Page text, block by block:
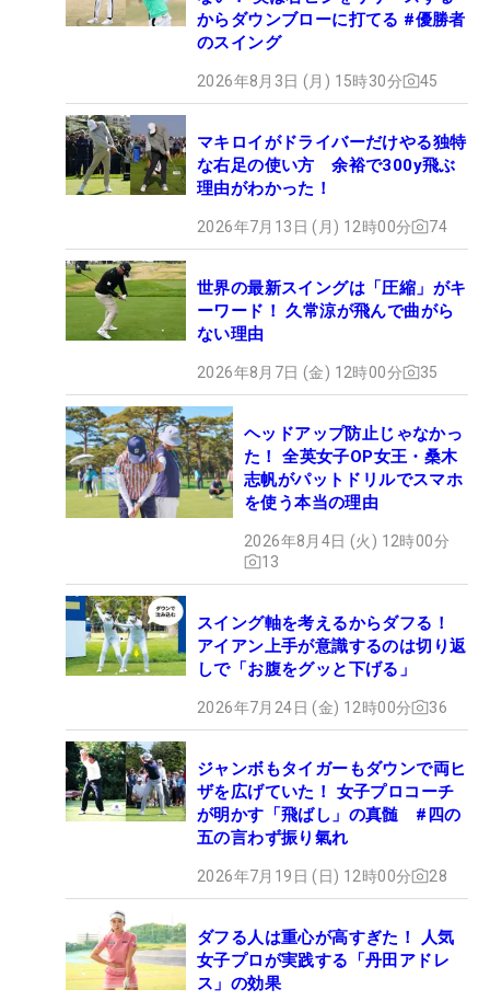
からダウンブローに打てる #優勝者
のスイング
2026年8月3日 (月) 15時30分 45
マキロイがドライバーだけやる独特
な右足の使い方 余裕で300y飛ぶ
理由がわかった！
2026年7月13日 (月) 12時00分 74
世界の最新スイングは「圧縮」がキ
ーワード！ 久常涼が飛んで曲がら
ない理由
2026年8月7日 (金) 12時00分 35
ヘッドアップ防止じゃなかっ
た！ 全英女子OP女王・桑木
志帆がパットドリルでスマホ
を使う本当の理由
2026年8月4日 (火) 12時00分
13
スイング軸を考えるからダフる！
アイアン上手が意識するのは切り返
しで「お腹をグッと下げる」
2026年7月24日 (金) 12時00分 36
ジャンボもタイガーもダウンで両ヒ
ザを広げていた！ 女子プロコーチ
が明かす「飛ばし」の真髄 #四の
五の言わず振り氣れ
2026年7月19日 (日) 12時00分 28
ダフる人は重心が高すぎた！ 人気
女子プロが実践する「丹田アドレ
ス」の効果